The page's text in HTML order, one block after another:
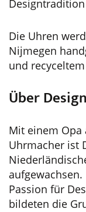
Die Uhren
Nijmegen
und
Über
Mit einem Opa
Uhrmacher ist
Passion für
bildeten die